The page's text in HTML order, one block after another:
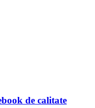
de calitate